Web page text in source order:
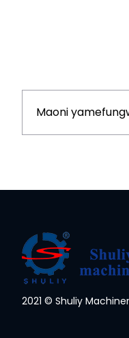
Maoni
2021 © Shuliy